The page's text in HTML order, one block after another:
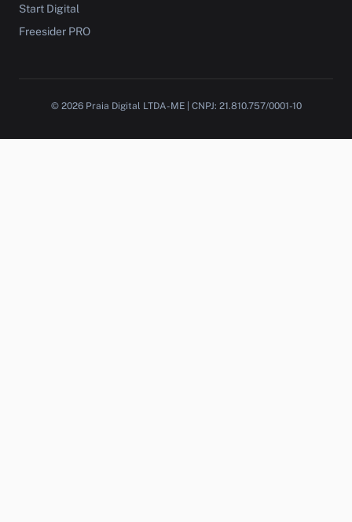
Start Digital
Freesider PRO
© 2026 Praia Digital LTDA-ME | CNPJ: 21.810.757/0001-10